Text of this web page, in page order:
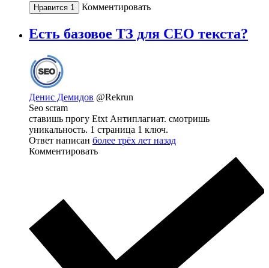
Нравится 1 Комментировать
Есть базовое ТЗ для СЕО текста?
Денис Демидов @Rekrun
Seo scram
ставишь прогу Etxt Антиплагиат. смотришь
уникальность. 1 страница 1 ключ.
Ответ написан более трёх лет назад
Комментировать